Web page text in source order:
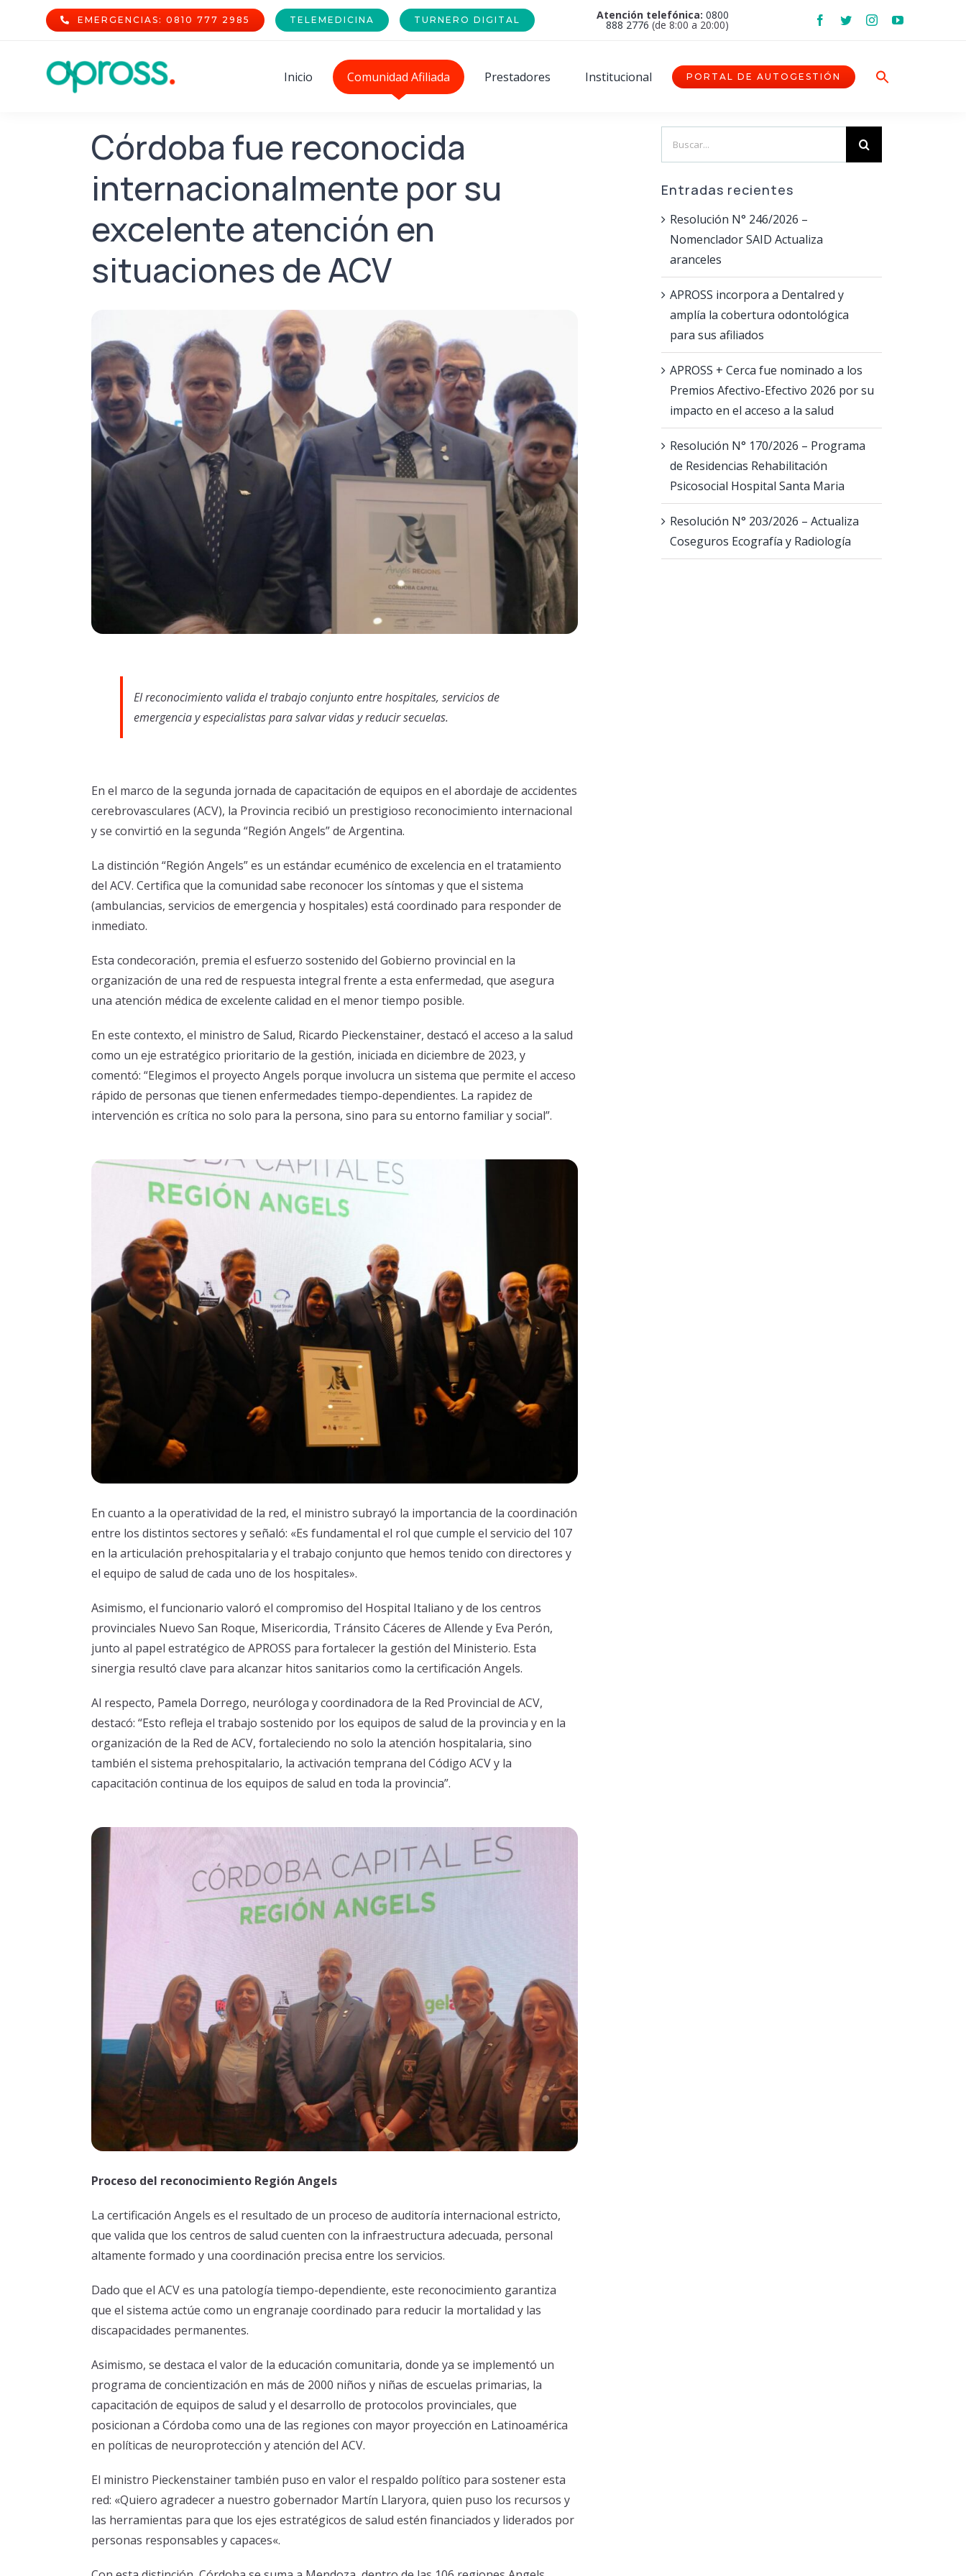
EMERGENCIAS: 0810 777 2985 TELEMEDICINA TURNERO DIGITAL Atención telefónica: 0800
888 2776 (de 8:00 a 20:00)
Inicio Comunidad Afiliada Prestadores Institucional PORTAL DE AUTOGESTIÓN
Córdoba fue reconocida
internacionalmente por su
excelente atención en
situaciones de ACV
El reconocimiento valida el trabajo conjunto entre hospitales, servicios de
emergencia y especialistas para salvar vidas y reducir secuelas.
En el marco de la segunda jornada de capacitación de equipos en el abordaje de accidentes
cerebrovasculares (ACV), la Provincia recibió un prestigioso reconocimiento internacional
y se convirtió en la segunda “Región Angels” de Argentina.
La distinción “Región Angels” es un estándar ecuménico de excelencia en el tratamiento
del ACV. Certifica que la comunidad sabe reconocer los síntomas y que el sistema
(ambulancias, servicios de emergencia y hospitales) está coordinado para responder de
inmediato.
Esta condecoración, premia el esfuerzo sostenido del Gobierno provincial en la
organización de una red de respuesta integral frente a esta enfermedad, que asegura
una atención médica de excelente calidad en el menor tiempo posible.
En este contexto, el ministro de Salud, Ricardo Pieckenstainer, destacó el acceso a la salud
como un eje estratégico prioritario de la gestión, iniciada en diciembre de 2023, y
comentó: “Elegimos el proyecto Angels porque involucra un sistema que permite el acceso
rápido de personas que tienen enfermedades tiempo-dependientes. La rapidez de
intervención es crítica no solo para la persona, sino para su entorno familiar y social”.
En cuanto a la operatividad de la red, el ministro subrayó la importancia de la coordinación
entre los distintos sectores y señaló: «Es fundamental el rol que cumple el servicio del 107
en la articulación prehospitalaria y el trabajo conjunto que hemos tenido con directores y
el equipo de salud de cada uno de los hospitales».
Asimismo, el funcionario valoró el compromiso del Hospital Italiano y de los centros
provinciales Nuevo San Roque, Misericordia, Tránsito Cáceres de Allende y Eva Perón,
junto al papel estratégico de APROSS para fortalecer la gestión del Ministerio. Esta
sinergia resultó clave para alcanzar hitos sanitarios como la certificación Angels.
Al respecto, Pamela Dorrego, neuróloga y coordinadora de la Red Provincial de ACV,
destacó: “Esto refleja el trabajo sostenido por los equipos de salud de la provincia y en la
organización de la Red de ACV, fortaleciendo no solo la atención hospitalaria, sino
también el sistema prehospitalario, la activación temprana del Código ACV y la
capacitación continua de los equipos de salud en toda la provincia”.
Proceso del reconocimiento Región Angels
La certificación Angels es el resultado de un proceso de auditoría internacional estricto,
que valida que los centros de salud cuenten con la infraestructura adecuada, personal
altamente formado y una coordinación precisa entre los servicios.
Dado que el ACV es una patología tiempo-dependiente, este reconocimiento garantiza
que el sistema actúe como un engranaje coordinado para reducir la mortalidad y las
discapacidades permanentes.
Asimismo, se destaca el valor de la educación comunitaria, donde ya se implementó un
programa de concientización en más de 2000 niños y niñas de escuelas primarias, la
capacitación de equipos de salud y el desarrollo de protocolos provinciales, que
posicionan a Córdoba como una de las regiones con mayor proyección en Latinoamérica
en políticas de neuroprotección y atención del ACV.
El ministro Pieckenstainer también puso en valor el respaldo político para sostener esta
red: «Quiero agradecer a nuestro gobernador Martín Llaryora, quien puso los recursos y
las herramientas para que los ejes estratégicos de salud estén financiados y liderados por
personas responsables y capaces«.
Entradas recientes
Resolución N° 246/2026 –
Nomenclador SAID Actualiza
aranceles
APROSS incorpora a Dentalred y
amplía la cobertura odontológica
para sus afiliados
APROSS + Cerca fue nominado a los
Premios Afectivo-Efectivo 2026 por su
impacto en el acceso a la salud
Resolución N° 170/2026 – Programa
de Residencias Rehabilitación
Psicosocial Hospital Santa Maria
Resolución N° 203/2026 – Actualiza
Coseguros Ecografía y Radiología